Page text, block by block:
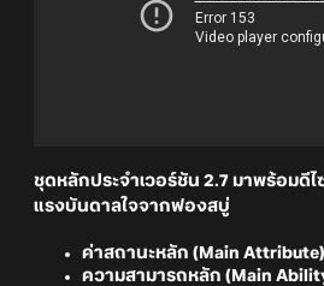
ชุดหลักประจำเวอร์ชัน 2.7 มาพร้อมดี
แรงบันดาลใจจากฟองสบู่
ค่าสถานะหลัก (Main
ความสามารถหลัก (Main